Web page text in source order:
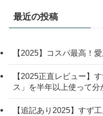
最近の投稿
【2025】コスパ最高！
【2025正直レビュー】
ス」を半年以上使って分
【追記あり2025】すず